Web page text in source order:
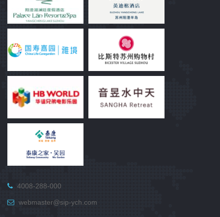
4008-288-000
webmaster@sip-ych.com